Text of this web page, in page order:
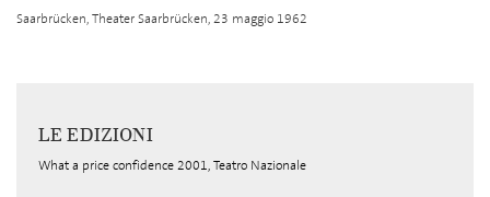
Saarbrücken, Theater Saarbrücken, 23 maggio 1962
LE EDIZIONI
What a price confidence 2001, Teatro Nazionale